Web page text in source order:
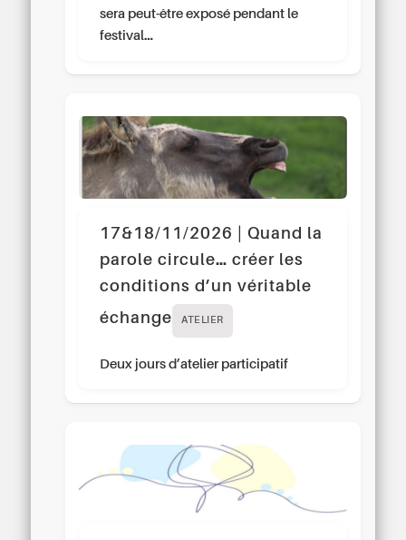
sera peut-être exposé pendant le
festival…
17&18/11/2026 | Quand la
parole circule… créer les
conditions d’un véritable
échange
ATELIER
Deux jours d’atelier participatif